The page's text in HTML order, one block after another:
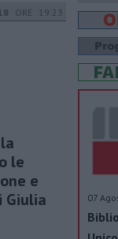
ORE 19:23
le
e
Giulia
07